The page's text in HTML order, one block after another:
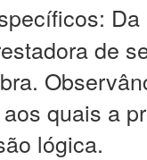
de
quais a
lógica.